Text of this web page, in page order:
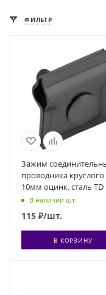
ФИЛЬТР
Зажим
проводника круглого
10мм оцинк. сталь TD
ZCC80-13-1-10
В наличии шт.
115 ₽/шт.
В КОРЗИНУ